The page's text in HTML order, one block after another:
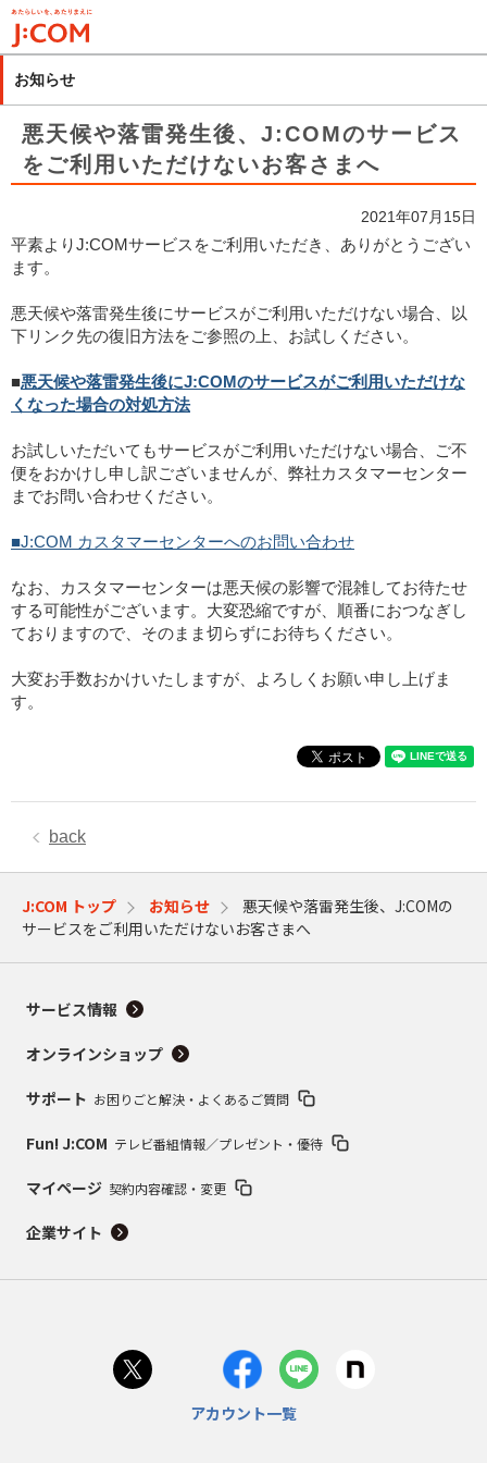
メ
イ
コ
移
動
お知らせ
悪天候や落雷発生後、J:COMのサービス
をご利用いただけないお客さまへ
2021年07月15日
平素よりJ:COMサービスをご利用いただき、ありがとうござい
ます。
悪天候や落雷発生後にサービスがご利用いただけない場合、以
下リンク先の復旧方法をご参照の上、お試しください。
■悪天候や落雷発生後にJ:COMのサービスがご利用いただけな
くなった場合の対処方法
お試しいただいてもサービスがご利用いただけない場合、ご不
便をおかけし申し訳ございませんが、弊社カスタマーセンター
までお問い合わせください。
■J:COM カスタマーセンターへのお問い合わせ
なお、カスタマーセンターは悪天候の影響で混雑してお待たせ
する可能性がございます。大変恐縮ですが、順番におつなぎし
ておりますので、そのまま切らずにお待ちください。
大変お手数おかけいたしますが、よろしくお願い申し上げま
す。
back
J:COM トップ お知らせ
悪天候や落雷発生後、J:COMの
サービスをご利用いただけないお客さまへ
サービス情報
オンラインショップ
サポート お困りごと解決・よくあるご質問
Fun! J:COM テレビ番組情報／プレゼント・優待
マイページ 契約内容確認・変更
企業サイト
アカウント一覧